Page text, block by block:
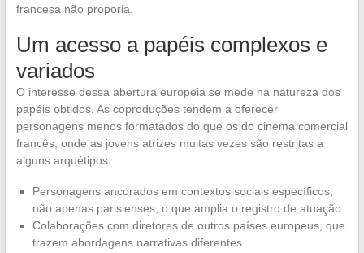
francesa não proporia.
Um acesso a papéis complexos e
variados
O interesse dessa abertura europeia se mede na natureza dos
papéis obtidos. As coproduções tendem a oferecer
personagens menos formatados do que os do cinema comercial
francês, onde as jovens atrizes muitas vezes são restritas a
alguns arquétipos.
Personagens ancorados em contextos sociais específicos,
não apenas parisienses, o que amplia o registro de atuação
Colaborações com diretores de outros países europeus, que
trazem abordagens narrativas diferentes